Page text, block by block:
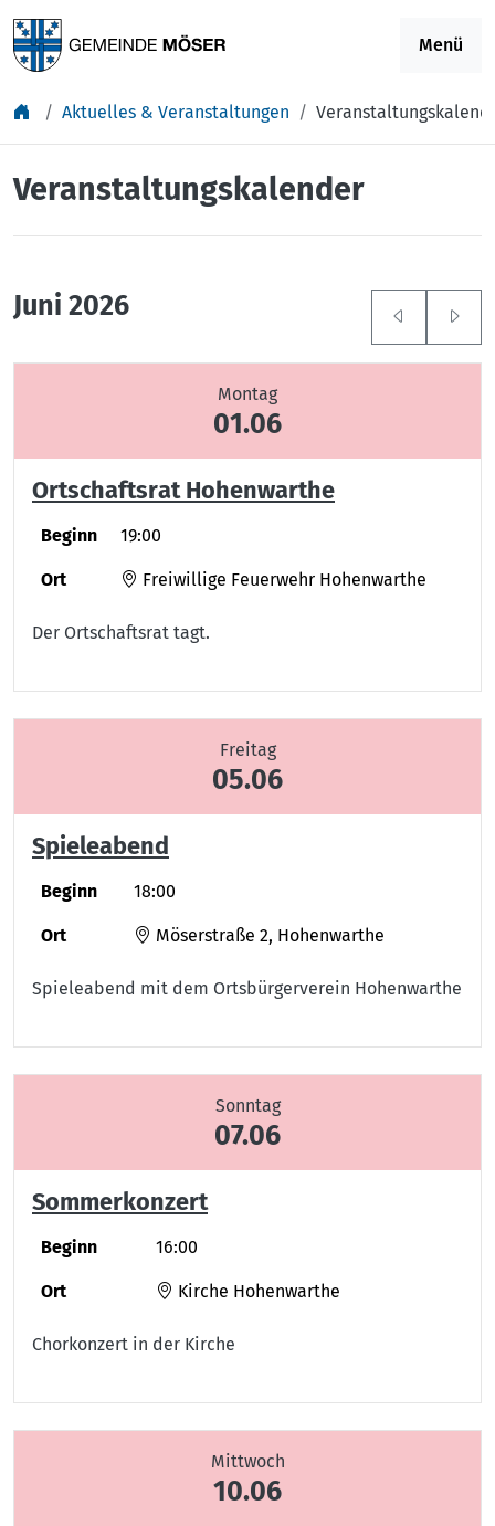
Menü
Aktuelles & Veranstaltungen
Veranstaltungskalender
Juni 2026
Montag
01.06
Ortschaftsrat Hohenwarthe
Beginn 19:00
Ort Freiwillige Feuerwehr Hohenwarthe
Der Ortschaftsrat tagt.
Freitag
05.06
Spieleabend
Beginn 18:00
Ort Möserstraße 2, Hohenwarthe
Spieleabend mit dem Ortsbürgerverein Hohenwarthe
Sonntag
07.06
Sommerkonzert
Beginn 16:00
Ort Kirche Hohenwarthe
Chorkonzert in der Kirche
Mittwoch
10.06